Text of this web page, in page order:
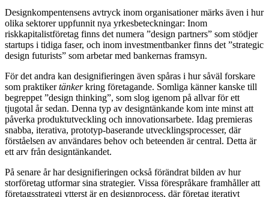
Designkompentensens avtryck inom organisationer märks även i hur
olika sektorer uppfunnit nya yrkesbeteckningar: Inom
riskkapitalistföretag finns det numera ”design partners” som stödjer
startups i tidiga faser, och inom investmentbanker finns det ”strategic
design futurists” som arbetar med bankernas framsyn.
För det andra kan designifieringen även spåras i hur såväl forskare
som praktikertänkerkring företagande. Somliga känner kanske till
begreppet ”design thinking”, som slog igenom på allvar för ett
tjugotal år sedan. Denna typ av designtänkande kom inte minst att
påverka produktutveckling och innovationsarbete. Idag premieras
snabba, iterativa, prototyp-baserande utvecklingsprocesser, där
förståelsen av användares behov och beteenden är central. Detta är
ett arv från designtänkandet.
På senare år har designifieringen också förändrat bilden av hur
storföretag utformar sina strategier. Vissa förespråkare framhåller att
företagsstrategi ytterst är en designprocess, där företag iterativt